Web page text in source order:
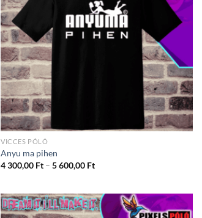
VICCES PÓLÓ
Anyu ma pihen
4 300,00 Ft – 5 600,00 FtÁrtartomány:
5
600,00 Ft